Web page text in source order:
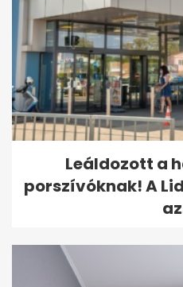
Leáldozott a
porszívóknak! A